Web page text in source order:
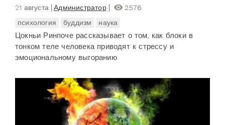
21 августа Администратор
2576
психология
буддизм наука
Цокньи Ринпоче рассказывает о том, как блоки в
тонком теле человека приводят к стрессу и
эмоциональному выгоранию.